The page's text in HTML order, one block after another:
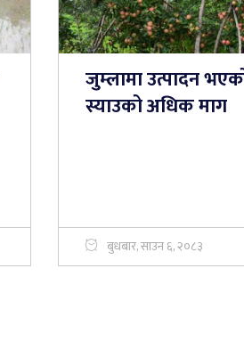
जुम्लामा उत्पादन
स्याउको अधिक माग
बुधबार, साउन ६, २०८३